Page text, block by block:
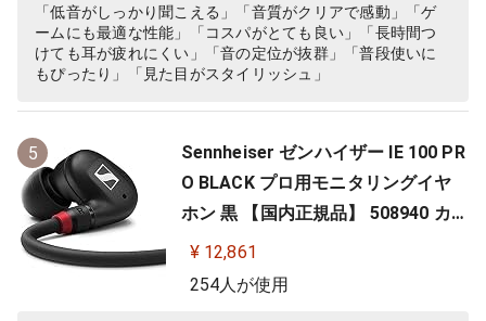
「低音がしっかり聞こえる」「音質がクリアで感動」「ゲ
ームにも最適な性能」「コスパがとても良い」「長時間つ
けても耳が疲れにくい」「音の定位が抜群」「普段使いに
もぴったり」「見た目がスタイリッシュ」
5
Sennheiser ゼンハイザー IE 100 PR
O BLACK プロ用モニタリングイヤ
ホン 黒 【国内正規品】 508940 カナ
ル型 有線イヤホン
¥ 12,861
254人が使用